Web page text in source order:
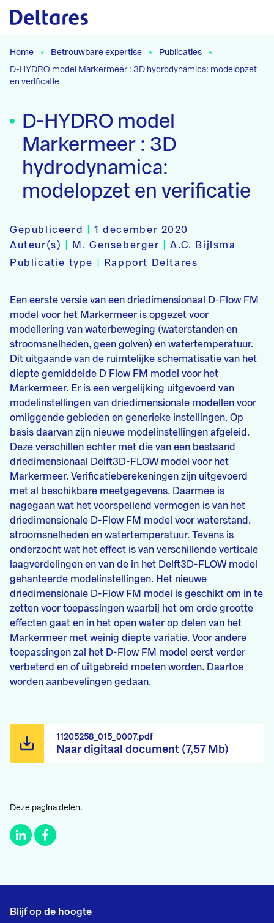
Naar hoofdcontent
Home Betrouwbare expertise
Publicaties
D-HYDRO model Markermeer : 3D hydrodynamica: modelopzet
en verificatie
D-HYDRO model
Markermeer : 3D
hydrodynamica:
modelopzet en verificatie
Gepubliceerd |1 december 2020
Auteur(s)
M. Genseberger |A.C. Bijlsma
Publicatie type
Rapport Deltares
Een eerste versie van een driedimensionaal D-Flow FM
model voor het Markermeer is opgezet voor
modellering van waterbeweging (waterstanden en
stroomsnelheden, geen golven) en watertemperatuur.
Dit uitgaande van de ruimtelijke schematisatie van het
diepte gemiddelde D Flow FM model voor het
Markermeer. Er is een vergelijking uitgevoerd van
modelinstellingen van driedimensionale modellen voor
omliggende gebieden en generieke instellingen. Op
basis daarvan zijn nieuwe modelinstellingen afgeleid.
Deze verschillen echter met die van een bestaand
driedimensionaal Delft3D-FLOW model voor het
Markermeer. Verificatieberekeningen zijn uitgevoerd
met al beschikbare meetgegevens. Daarmee is
nagegaan wat het voorspellend vermogen is van het
driedimensionale D-Flow FM model voor waterstand,
stroomsnelheden en watertemperatuur. Tevens is
onderzocht wat het effect is van verschillende verticale
laagverdelingen en van de in het Delft3D-FLOW model
gehanteerde modelinstellingen. Het nieuwe
driedimensionale D-Flow FM model is geschikt om in te
zetten voor toepassingen waarbij het om orde grootte
effecten gaat en in het open water op delen van het
Markermeer met weinig diepte variatie. Voor andere
toepassingen zal het D-Flow FM model eerst verder
verbeterd en of uitgebreid moeten worden. Daartoe
worden aanbevelingen gedaan.
Naar digitaal document (7,57 Mb)
11205258_015_0007.pdf
Deze pagina delen.
Blijf op de hoogte